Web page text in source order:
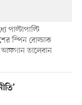
পাল্টাপাল্টি
স্পিন বোল্ডাক
আফগান তালেবান